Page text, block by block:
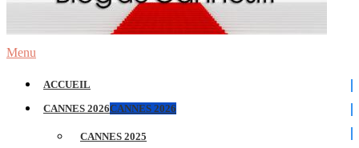
Menu
ACCUEIL
CANNES 2026CANNES 2026
CANNES 2025